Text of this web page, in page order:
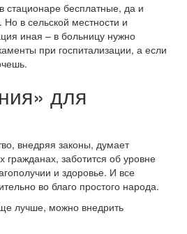
стационаре бесплатные, да и
в сельской местности и
иная – в больницу нужно
при госпитализации, а если
для
внедряя законы, думает
гражданах, заботится об уровне
и здоровье. И все
во благо простого народа.
лучше, можно внедрить